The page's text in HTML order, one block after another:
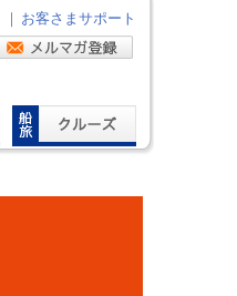
お客さまサポート